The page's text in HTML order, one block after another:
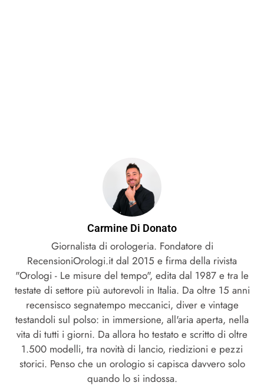
Carmine Di Donato
Giornalista di orologeria. Fondatore di
RecensioniOrologi.it dal 2015 e firma della rivista
"Orologi - Le misure del tempo", edita dal 1987 e tra le
testate di settore più autorevoli in Italia. Da oltre 15 anni
recensisco segnatempo meccanici, diver e vintage
testandoli sul polso: in immersione, all'aria aperta, nella
vita di tutti i giorni. Da allora ho testato e scritto di oltre
1.500 modelli, tra novità di lancio, riedizioni e pezzi
storici. Penso che un orologio si capisca davvero solo
quando lo si indossa.